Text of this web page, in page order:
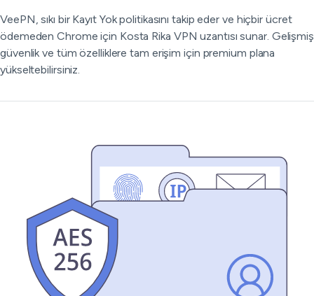
VeePN, sıkı bir Kayıt Yok politikasını takip eder ve hiçbir ücret
ödemeden Chrome için Kosta Rika VPN uzantısı sunar. Gelişmiş
güvenlik ve tüm özelliklere tam erişim için premium plana
yükseltebilirsiniz.